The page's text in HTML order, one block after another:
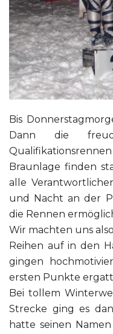
Bis
Dann die
Braunlage finden
alle
und Nacht an der
die Rennen
Wir machten uns
Reihen auf in den
gingen
ersten Punkte
Bei tollem
Strecke ging es
hatte seinen